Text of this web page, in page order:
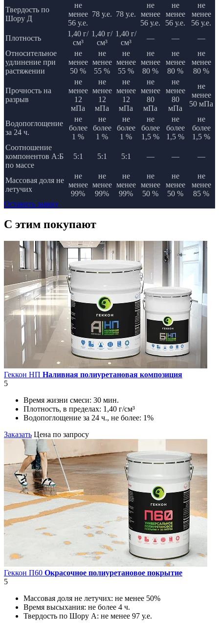
Твердость по
Шору Д
не
менее
56 у.е.
78 у.е. 78 у.е.
не
менее
56 у.е.
не
менее
56 у.е.
не
менее
56 у.е.
Плотность
1,40 г/
см³
1,40 г/
см³
1,40 г/
см³
— —
—
Относительное
удлинение при
растяжении
не
менее
50 %
не
менее
55 %
не
менее
55 %
не
менее
80 %
не
менее
80 %
не
менее
80 %
Прочность на
разрыв
не
менее
12
мПа
не
менее
12
мПа
не
менее
12
мПа
не
менее
80
мПа
не
менее
80
мПа
не
менее
50 мПа
Водопоглощение
за 24 ч.
не
более
1 %
не
более
1 %
не
более
1 %
не
более
1,5 %
не
более
1,5 %
не
более
1,5 %
Соотношение
компонентов А:Б
по массе
5:1 5:1 5:1 — — —
Массовая доля не
летучих
не
менее
99%
не
менее
99%
не
менее
99%
не
менее
50 %
не
менее
50 %
не
менее
85 %
Оставить заявку
C этим покупают
Геккон НП Наливная полиуретановая композиция
5
Время жизни смеси: 30 мин.
Плотность, в пределах: 1,40 г/см³
Водопоглощение за 24 ч., не более: 1%
Заказать Цена по запросу
Геккон П60 Окрасочное полиуретановое покрытие
5
Массовая доля не летучих: не менее 50%
Время высыхания: не более 4 ч.
Твердость по Шору А: не менее 97 у.е.